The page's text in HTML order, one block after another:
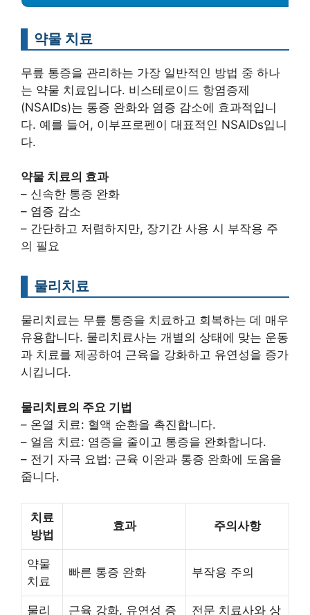
약물 치료
무릎 통증을 관리하는 가장 일반적인 방법 중 하나
는 약물 치료입니다. 비스테로이드 항염증제
(NSAIDs)는 통증 완화와 염증 감소에 효과적입니
다. 예를 들어, 이부프로펜이 대표적인 NSAIDs입니
다.
약물 치료의 효과
– 신속한 통증 완화
– 염증 감소
– 간단하고 저렴하지만, 장기간 사용 시 부작용 주
의 필요
물리치료
물리치료는 무릎 통증을 치료하고 회복하는 데 매우
유용합니다. 물리치료사는 개별의 상태에 맞는 운동
과 치료를 제공하여 근육을 강화하고 유연성을 증가
시킵니다.
물리치료의 주요 기법
– 온열 치료: 혈액 순환을 촉진합니다.
– 얼음 치료: 염증을 줄이고 통증을 완화합니다.
– 전기 자극 요법: 근육 이완과 통증 완화에 도움을
줍니다.
치료
방법
효과 주의사항
약물
치료
빠른 통증 완화 부작용 주의
물리 근육 강화, 유연성 증 전문 치료사와 상